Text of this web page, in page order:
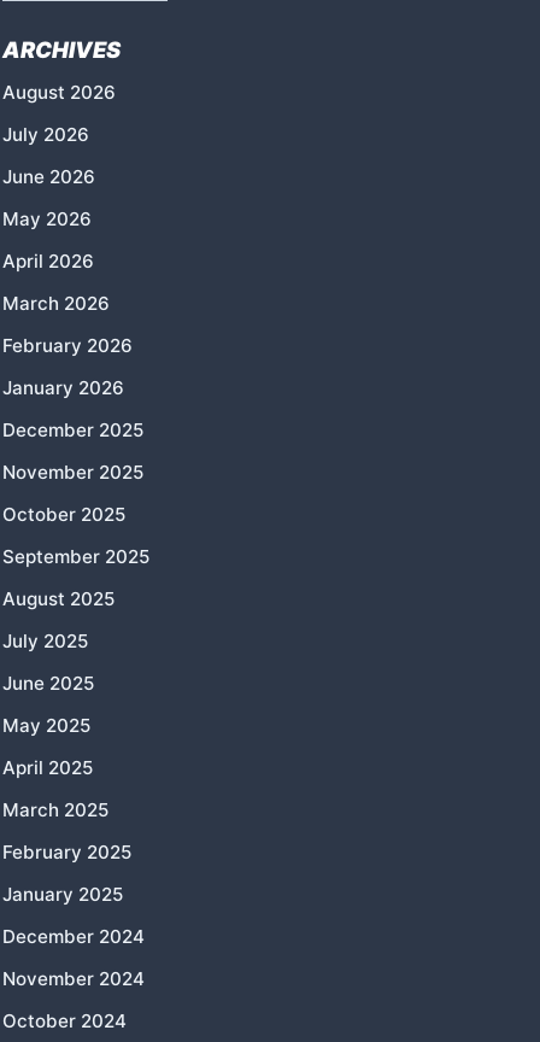
ARCHIVES
August 2026
July 2026
June 2026
May 2026
April 2026
March 2026
February 2026
January 2026
December 2025
November 2025
October 2025
September 2025
August 2025
July 2025
June 2025
May 2025
April 2025
March 2025
February 2025
January 2025
December 2024
November 2024
October 2024